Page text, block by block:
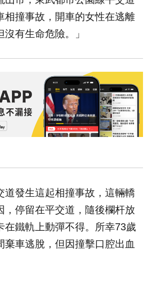
相撞事故，開車的女性在逃離
有生命危險。」
道發生這起相撞事故，這輛轎
，停留在平交道，隨後欄杆放
在鐵軌上動彈不得。所幸73歲
棄車逃脫，但因撞擊口腔出血